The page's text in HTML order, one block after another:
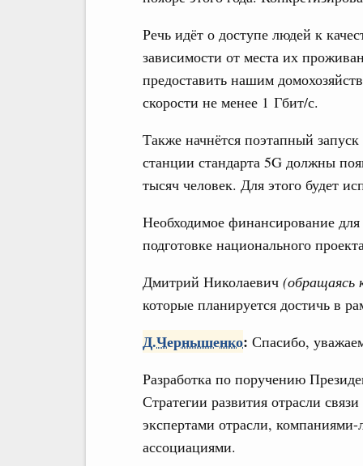
Речь идёт о доступе людей к
зависимости от места их
предоставить нашим
скорости не менее 1 Гбит/с.
Также начнётся поэтапный
станции стандарта 5G должны
тысяч человек. Для этого будет
Необходимое финансирование для
подготовке национального
Дмитрий Николаевич (обращаясь
которые планируется достичь в
Д.Чернышенко: Спасибо,
Разработка по поручению
Стратегии развития отрасли
экспертами отрасли,
ассоциациями.